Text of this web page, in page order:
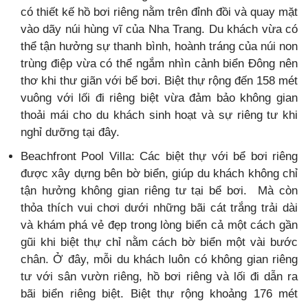
có thiết kế hồ bơi riêng nằm trên đỉnh đồi và quay mặt
vào dãy núi hùng vĩ của Nha Trang. Du khách vừa có
thể tận hưởng sự thanh bình, hoành tráng của núi non
trùng điệp vừa có thể ngắm nhìn cảnh biển Đông nên
thơ khi thư giãn với bể bơi. Biệt thự rộng đến 158 mét
vuông với lối đi riêng biệt vừa đảm bảo không gian
thoải mái cho du khách sinh hoạt và sự riêng tư khi
nghỉ dưỡng tại đây.
Beachfront Pool Villa: Các biệt thự với bể bơi riêng
được xây dựng bên bờ biển, giúp du khách không chỉ
tận hưởng không gian riêng tư tại bể bơi. Mà còn
thỏa thích vui chơi dưới những bãi cát trắng trải dài
và khám phá vẻ đẹp trong lòng biển cả một cách gần
gũi khi biệt thự chỉ nằm cách bờ biển một vài bước
chân. Ở đây, mỗi du khách luôn có không gian riêng
tư với sân vườn riêng, hồ bơi riêng và lối đi dẫn ra
bãi biển riêng biệt. Biệt thự rộng khoảng 176 mét